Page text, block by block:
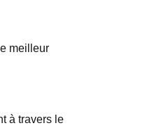
meilleur
à travers le